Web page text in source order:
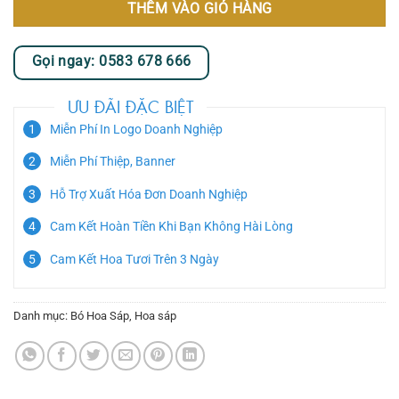
THÊM VÀO GIỎ HÀNG
Gọi ngay: 0583 678 666
ƯU ĐÃI ĐẶC BIỆT
Miễn Phí In Logo Doanh Nghiệp
Miễn Phí Thiệp, Banner
Hỗ Trợ Xuất Hóa Đơn Doanh Nghiệp
Cam Kết Hoàn Tiền Khi Bạn Không Hài Lòng
Cam Kết Hoa Tươi Trên 3 Ngày
Danh mục: Bó Hoa Sáp, Hoa sáp